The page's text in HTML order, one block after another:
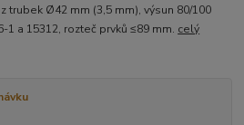
trubek Ø42 mm (3,5 mm), výsun 80/100
1 a 15312, rozteč prvků ≤89 mm. celý